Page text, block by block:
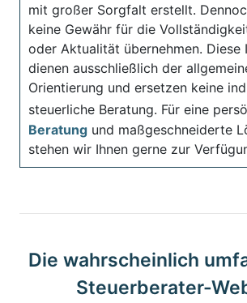
mit großer Sorgfalt erstellt.
keine Gewähr für die
oder Aktualität übernehmen. Diese
dienen ausschließlich der
Orientierung und ersetzen keine
steuerliche Beratung. Für eine
Beratung und maßgeschneiderte
stehen wir Ihnen gerne zur
Die wahrscheinlich
Steuerberater-